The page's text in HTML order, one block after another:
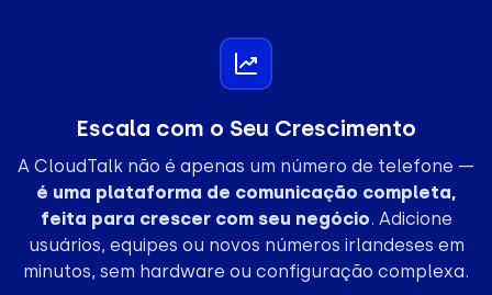
Escala com o Seu Crescimento
A CloudTalk não é apenas um número de telefone —
é uma plataforma de comunicação completa,
feita para crescer com seu negócio. Adicione
usuários, equipes ou novos números irlandeses em
minutos, sem hardware ou configuração complexa.